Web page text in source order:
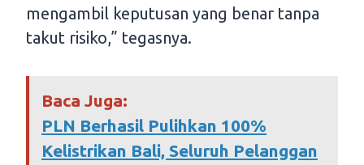
mengambil keputusan yang benar tanpa
takut risiko,” tegasnya.
Baca Juga:
PLN Berhasil Pulihkan 100%
Kelistrikan Bali, Seluruh Pelanggan